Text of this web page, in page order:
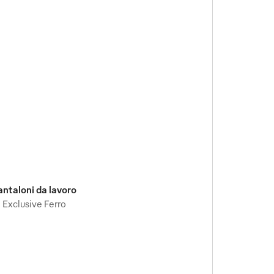
da lavoro
Exclusive Ferro